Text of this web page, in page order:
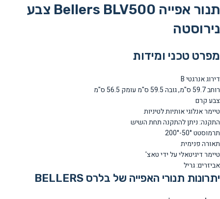
תנור אפייה Bellers BLV500 צבע
נירוסטה
מפרט טכני ומידות
דירוג אנרגטי B
רוחב59.7 ס"מ, גובה59.5 ס"מ עומק 56.5 ס"מ
צבע קרם
טיימר אנלוגי אותיות לטיניות
התקנה: ניתן להתקנה תחת השיש
תרמוסטט 50°-200°
תאורה פנימית
טיימר דיגיטאלי על ידי טאצ'
אביזרים:גריל
יתרונות תנורי האפייה של בלרס BELLERS